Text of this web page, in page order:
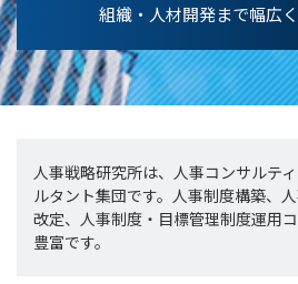
組織・人材開発まで幅広
人事戦略研究所は、人事コンサルテ
ルタント集団です。人事制度構築、
改定、人事制度・目標管理制度運用
豊富です。